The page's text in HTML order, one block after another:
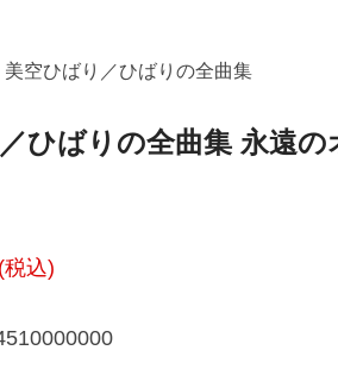
空ひばり／ひばりの全曲集
ひばりの全曲集 永遠
(税込)